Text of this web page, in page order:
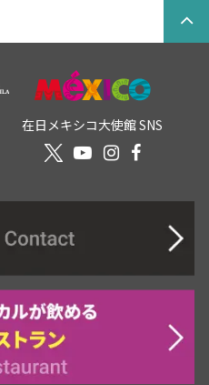
在日メキシコ大使館 SNS